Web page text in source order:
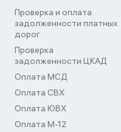
Проверка и оплата
задолженности платных
дорог
Проверка
задолженности ЦКАД
Оплата МСД
Оплата СВХ
Оплата ЮВХ
Оплата М-12